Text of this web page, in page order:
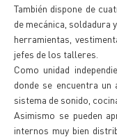
También dispone de
de mecánica,
herramientas,
jefes de los talleres.
Como unidad
donde se encuentra
sistema de sonido,
Asimismo se pueden
internos muy bien